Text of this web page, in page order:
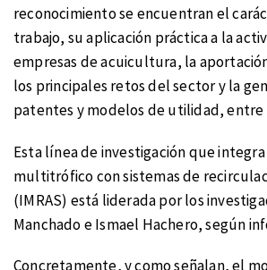
reconocimiento se encuentran el
trabajo, su aplicación práctica a la
empresas de acuicultura, la
los principales retos del sector y la
patentes y modelos de utilidad, entre
Esta línea de investigación que
multitrófico con sistemas de
(IMRAS) está liderada por los
Manchado e Ismael Hachero, según
Concretamente, y como señalan, el